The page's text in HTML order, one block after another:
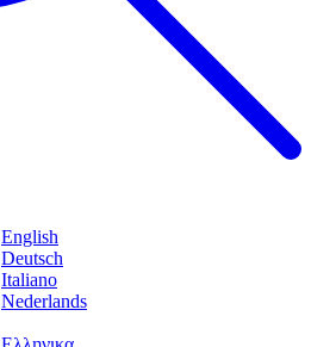
English
Deutsch
Italiano
Nederlands